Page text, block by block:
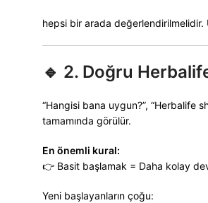
hepsi bir arada değerlendirilmelidir.
🔹 2. Doğru
“Hangisi bana uygun?”, “Herbalife
tamamında görülür.
En önemli kural:
👉 Basit başlamak = Daha kolay
Yeni başlayanların çoğu: